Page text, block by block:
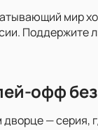
мир
Поддержите
офф
— серия,